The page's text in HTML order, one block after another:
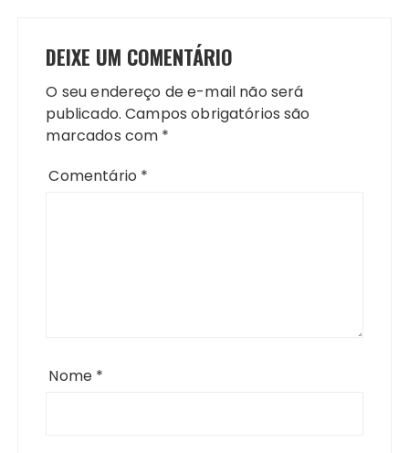
DEIXE UM COMENTÁRIO
O seu endereço de e-mail não será
publicado. Campos obrigatórios são
marcados com *
Comentário *
Nome *